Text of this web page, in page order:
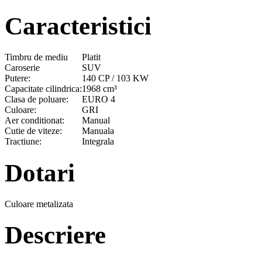
Caracteristici
Timbru de mediu
Platit
Caroserie
SUV
Putere:
140 CP / 103 KW
Capacitate cilindrica:1968 cm³
Clasa de poluare:
EURO 4
Culoare:
GRI
Aer conditionat:
Manual
Cutie de viteze:
Manuala
Tractiune:
Integrala
Dotari
Culoare metalizata
Descriere